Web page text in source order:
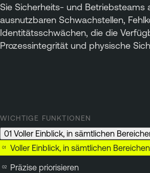
Sie Sicherheits- und Betriebsteams
ausnutzbaren Schwachstellen,
Identitätsschwächen, die die
Prozessintegrität und physische
WICHTIGE FUNKTIONEN
01 Voller Einblick, in sämtlichen
Voller Einblick, in sämtlichen Bereichen
Präzise priorisieren